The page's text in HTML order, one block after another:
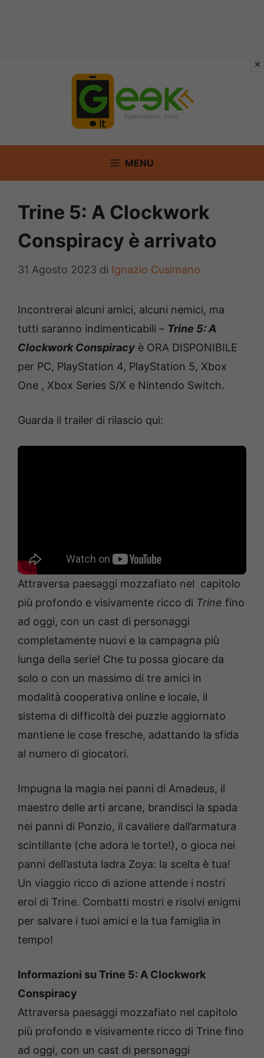
MENU
Trine 5: A Clockwork
Conspiracy è arrivato
31 Agosto 2023 di Ignazio Cusimano
Incontrerai alcuni amici, alcuni nemici, ma
tutti saranno indimenticabili – Trine 5: A
Clockwork Conspiracy è ORA DISPONIBILE
per PC, PlayStation 4, PlayStation 5, Xbox
One , Xbox Series S/X e Nintendo Switch.
Guarda il trailer di rilascio qui:
Attraversa paesaggi mozzafiato nel capitolo
più profondo e visivamente ricco di Trine fino
ad oggi, con un cast di personaggi
completamente nuovi e la campagna più
lunga della serie! Che tu possa giocare da
solo o con un massimo di tre amici in
modalità cooperativa online e locale, il
sistema di difficoltà dei puzzle aggiornato
mantiene le cose fresche, adattando la sfida
al numero di giocatori.
Impugna la magia nei panni di Amadeus, il
maestro delle arti arcane, brandisci la spada
nei panni di Ponzio, il cavaliere dall’armatura
scintillante (che adora le torte!), o gioca nei
panni dell’astuta ladra Zoya: la scelta è tua!
Un viaggio ricco di azione attende i nostri
eroi di Trine. Combatti mostri e risolvi enigmi
per salvare i tuoi amici e la tua famiglia in
tempo!
Informazioni su Trine 5: A Clockwork
Conspiracy
Attraversa paesaggi mozzafiato nel capitolo
più profondo e visivamente ricco di Trine fino
ad oggi, con un cast di personaggi